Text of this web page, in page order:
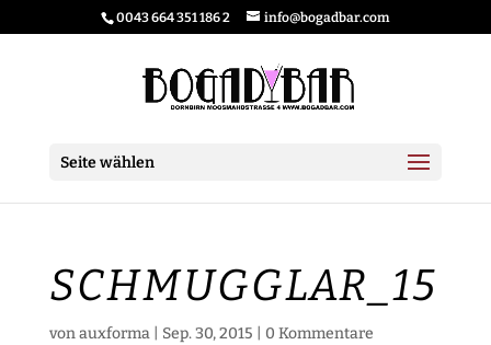
0043 664 351 186 2 info@bogadbar.com
Seite wählen
SCHMUGGLAR_15
vonauxforma| Sep. 30, 2015 0 Kommentare